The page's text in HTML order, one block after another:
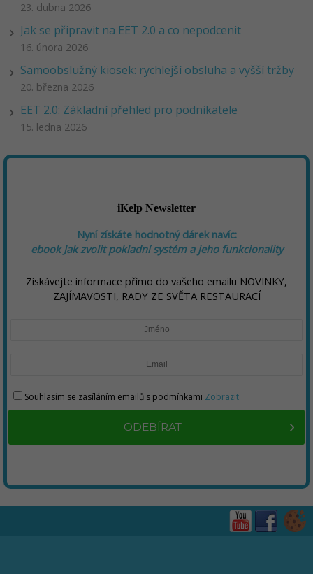
23. dubna 2026
Jak se připravit na EET 2.0 a co nepodcenit
16. února 2026
Samoobslužný kiosek: rychlejší obsluha a vyšší tržby
20. března 2026
EET 2.0: Základní přehled pro podnikatele
15. ledna 2026
iKelp Newsletter
Nyní získáte hodnotný dárek navíc:
ebookJak zvolit pokladní systém a jeho funkcionality
Získávejte informace přímo do vašeho emailu NOVINKY,
ZAJÍMAVOSTI, RADY ZE SVĚTA RESTAURACÍ
Souhlasím se zasíláním emailů s podmínkami Zobrazit
ODEBÍRAT